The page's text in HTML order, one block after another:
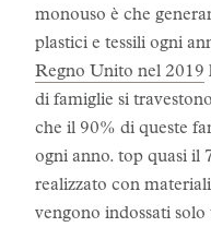
monouso è che
plastici e tessili ogni
Regno Unito nel 2019
di famiglie si
che il 90% di queste
ogni anno. top quasi il
realizzato con
vengono indossati